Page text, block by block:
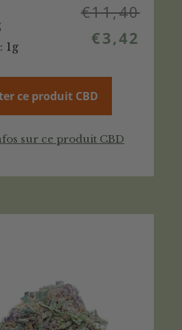
1g
€11,40
€3,42
ce produit CBD
sur ce produit CBD